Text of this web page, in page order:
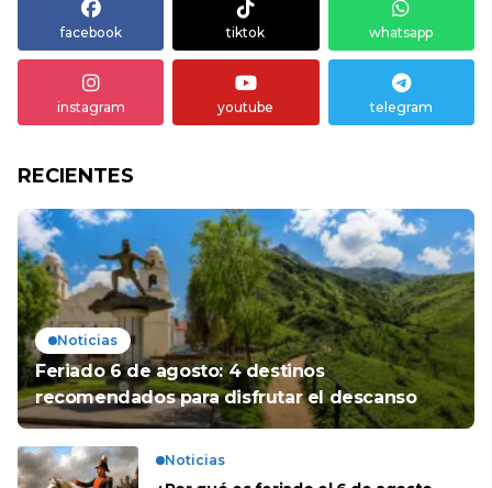
facebook tiktok whatsapp
instagram youtube telegram
RECIENTES
Noticias
Feriado 6 de agosto: 4 destinos
recomendados para disfrutar el descanso
Noticias